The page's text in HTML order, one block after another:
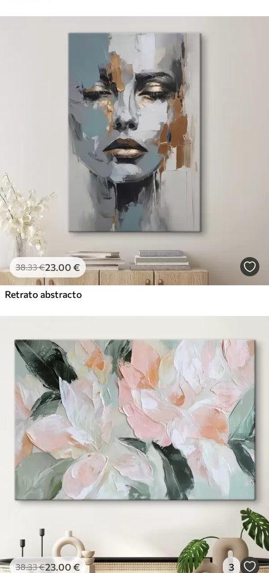
38.33€23.00 €
Retrato abstracto
38.33€23.00 € 3